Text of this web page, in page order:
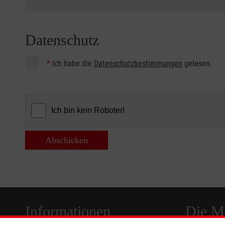
Datenschutz
* Ich habe die Datenschutzbestimmungen gelesen.
Abschicken
Informationen Die